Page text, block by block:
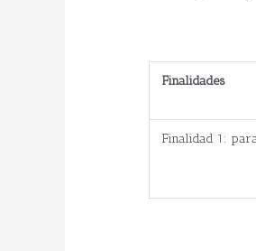
Finalidades
Finalidad 1: